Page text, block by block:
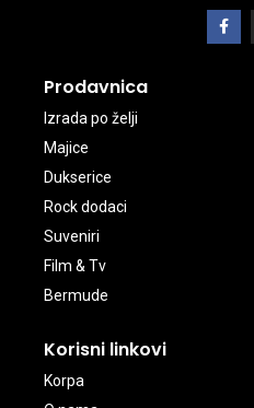
Prodavnica
Izrada po želji
Majice
Dukserice
Rock dodaci
Suveniri
Film & Tv
Bermude
Korisni linkovi
Korpa